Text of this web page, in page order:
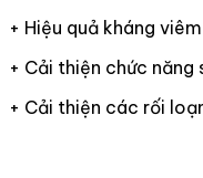
+ Hiệu quả kháng
+ Cải thiện chức năng
+ Cải thiện các rối